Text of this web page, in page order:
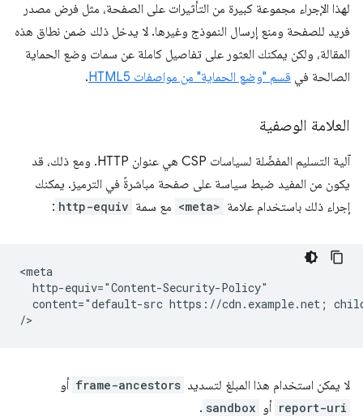
لهذا الإجراء مجموعة كبيرة من التأثيرات على الصفحة، مثل فرض مصدر
فريد للصفحة ومنع إرسال النموذج وغيرها. لا يدخل ذلك ضمن نطاق هذه
المقالة، ولكن يمكنك العثور على تفاصيل كاملة عن سمات وضع الحماية
الصالحة في قسم "وضع الحماية" من مواصفات HTML5 .
العلامة الوصفية
آلية التسليم المفضّلة لسياسات CSP هي عنوان HTTP. ومع ذلك، قد
يكون من المفيد ضبط سياسة على صفحة مباشرةً في الترميز. يمكنك
إجراء ذلك باستخدام علامة <meta> مع سمة http-equiv
:
<meta
  http-equiv="Content-Security-Policy"
content="default-src https://cdn.example.net;
لا يمكن استخدام هذا المبلغ لتسديد frame-ancestors أو
report-uri أو sandbox
.